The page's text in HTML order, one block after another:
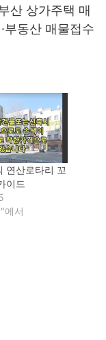
산 상가주택 매
부동산 매물접수
연산로타리 꼬
이드
에서